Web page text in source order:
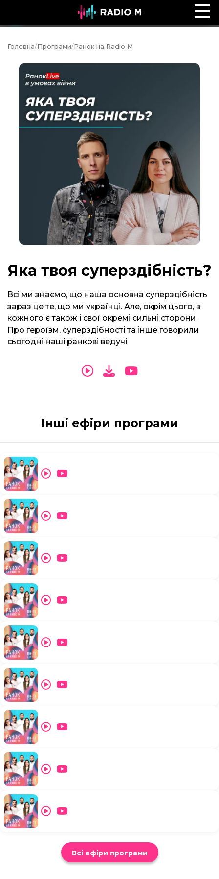
Обійми
Головна/Програми/Ранок на Radio M
Яка твоя суперздібність?
Всі ми знаємо, що наша основна суперздібність
зараз це те, що ми українці. Але, окрім цього, в
кожного є також і свої окремі сильні сторони.
Про героїзм, суперздібності та інше говорили
сьогодні наші ранкові ведучі
Інші ефіри програми
Всі ефіри програми